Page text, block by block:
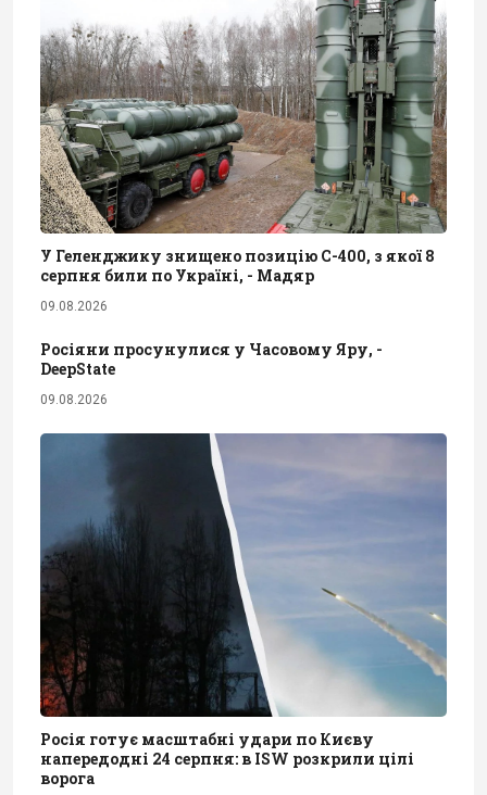
У Геленджику знищено позицію С-400, з якої 8
серпня били по Україні, - Мадяр
09.08.2026
Росіяни просунулися у Часовому Яру, -
DeepState
09.08.2026
Росія готує масштабні удари по Києву
напередодні 24 серпня: в ISW розкрили цілі
ворога